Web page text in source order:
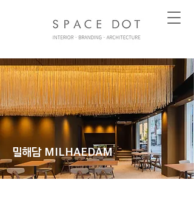
​밀해담 MILHAEDAM